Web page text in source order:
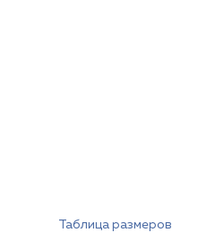
Таблица размеров